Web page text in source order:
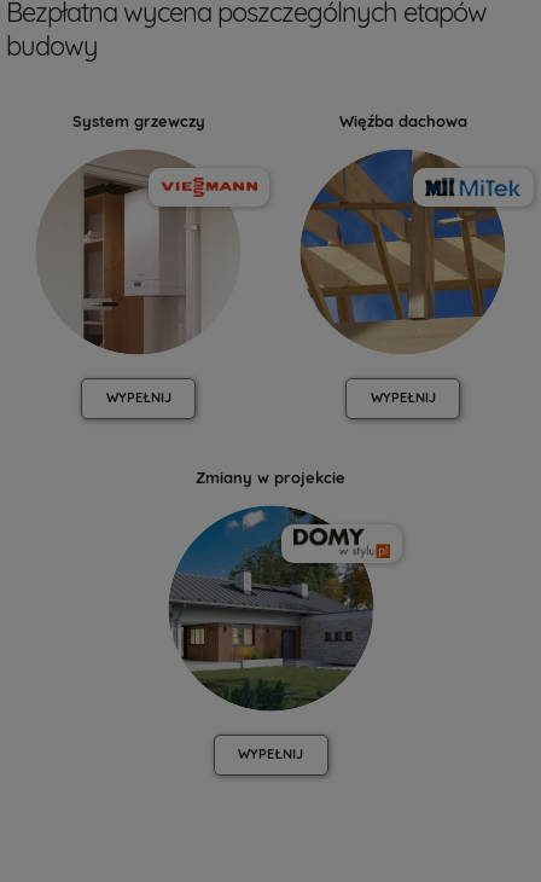
Bezpłatna wycena poszczególnych etapów
budowy
System grzewczy
WYPEŁNIJ
Więźba dachowa
WYPEŁNIJ
Zmiany w projekcie
WYPEŁNIJ